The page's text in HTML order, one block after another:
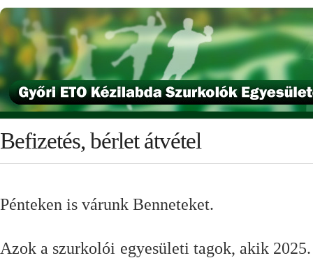
Befizetés, bérlet átvétel
Pénteken is várunk Benneteket.
Azok a szurkolói egyesületi tagok, akik